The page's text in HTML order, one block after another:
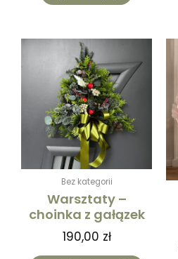
Bez kategorii
Warsztaty –
choinka z gałązek
190,00 zł